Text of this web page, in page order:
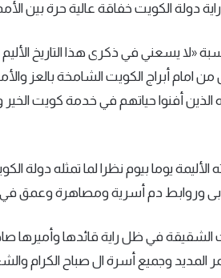
دولة الكويت خفاقة عالية حرة بين
«لا يسعني في ذكرى هذا التاريخ
بعد 35 عاما بكل إجلال من امام أبراج الكويت
الذين أفنوا حياتهم في خدمة كويت
الأليمة يوما بيوم نظرا لما تمثله دولة
وروابط دم أسرية ومصاهرة وعمق في
الشقيقة في ظل راية قائدها وأميرها
المديد وجميع أسرة ال صباح الكرام